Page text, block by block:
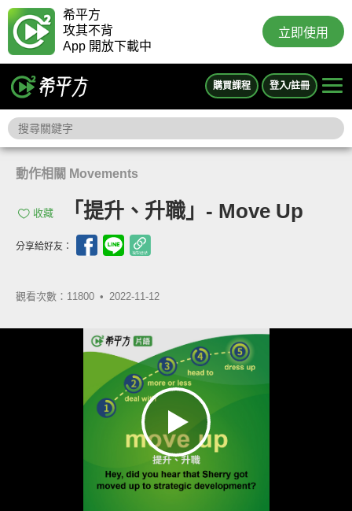
希平方
攻其不背
App 開放下載中
立即使用
購買課程 登入/註冊
動作相關 Movements
收藏 「提升、升職」- Move Up
分享給好友：
觀看次數：11800 • 2022-11-12